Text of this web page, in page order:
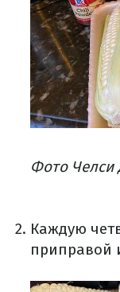
Фото Челси
Каждую
приправой